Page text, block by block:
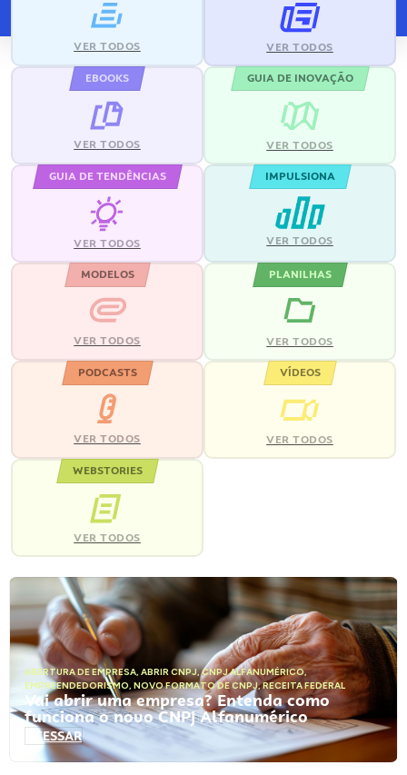
VER TODOS VER TODOS
EBOOKS
VER TODOS
GUIA DE INOVAÇÃO
VER TODOS
GUIA DE TENDÊNCIAS
VER TODOS
IMPULSIONA
VER TODOS
MODELOS
VER TODOS
PLANILHAS
VER TODOS
PODCASTS
VER TODOS
VÍDEOS
VER TODOS
WEBSTORIES
VER TODOS
ABERTURA DE EMPRESA, ABRIR CNPJ,CNPJ ALFANUMÉRICO,
EMPREENDEDORISMO, NOVO FORMATO DE CNPJ,RECEITA FEDERAL
Vai abrir uma empresa? Entenda como
funciona o novo CNPJ Alfanumérico
ACESSAR